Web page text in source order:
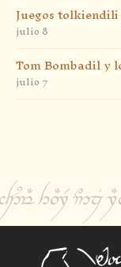
Juegos
julio 8
Tom Bombadil y
julio 7